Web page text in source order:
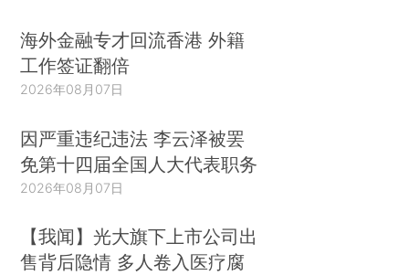
海外金融专才回流香港 外籍
工作签证翻倍
2026年08月07日
因严重违纪违法 李云泽被罢
免第十四届全国人大代表职务
2026年08月07日
【我闻】光大旗下上市公司出
售背后隐情 多人卷入医疗腐